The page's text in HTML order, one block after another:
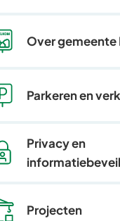
Over
Parkeren en
Privacy en
Projecten